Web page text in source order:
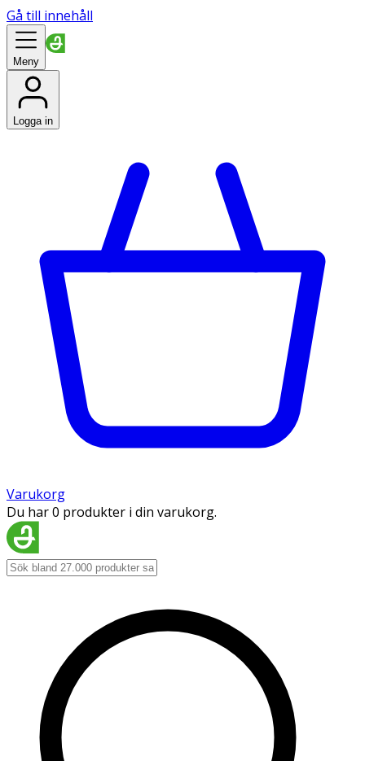
Gå till innehåll
Meny
Logga in
Varukorg
Du har 0 produkter i din varukorg.